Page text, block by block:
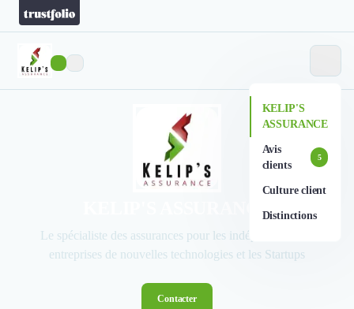
KELIP'S
ASSURANCE
Avis
clients
5
Culture client
Distinctions
KELIP'S ASSURANCE
Le spécialiste des assurances pour les indépendants, les
entreprises de nouvelles technologies et les Startups
Contacter